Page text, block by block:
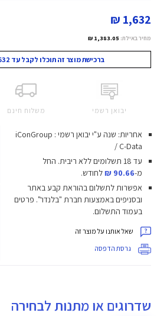
1,632 ₪
מחיר באילת: 1,383.05 ₪
ברכישת מוצר זה תוכלו לקבל עד 1,632 נקודות מועדון!
יבואן רשמי משלוח חינם
אחריות: שנה ע"י יבואן רשמי : iConGroup
/ C-Data
עד 18 תשלומים ללא ריבית.
החל
מ-90.66 ₪
לחודש.
אפשרות לתשלום בהוראת קבע באתר
ובסניפים באמצעות חברת "בלנדר". פרטים
בעמוד התשלום.
שאל אותנו על מוצר זה
גרסת הדפסה
שדרוגים או מתנות לבחירה